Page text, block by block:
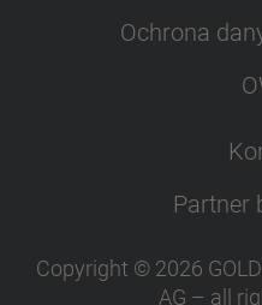
Ochrona
Partner
Copyright © 2026
AG – all